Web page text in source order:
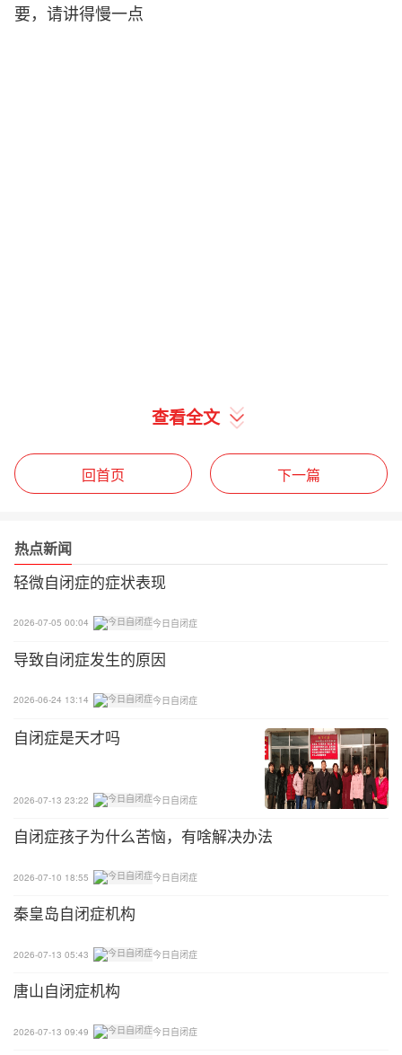
要，请讲得慢一点
查看全文
回首页 下一篇
热点新闻
轻微自闭症的症状表现
2026-07-05 00:04 今日自闭症
导致自闭症发生的原因
2026-06-24 13:14 今日自闭症
自闭症是天才吗
2026-07-13 23:22 今日自闭症
自闭症孩子为什么苦恼，有啥解决办法
2026-07-10 18:55 今日自闭症
秦皇岛自闭症机构
2026-07-13 05:43 今日自闭症
唐山自闭症机构
2026-07-13 09:49 今日自闭症